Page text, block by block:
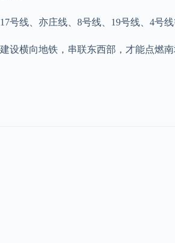
17号线、亦庄线、8号线、19号线、4号
建设横向地铁，串联东西部，才能点燃